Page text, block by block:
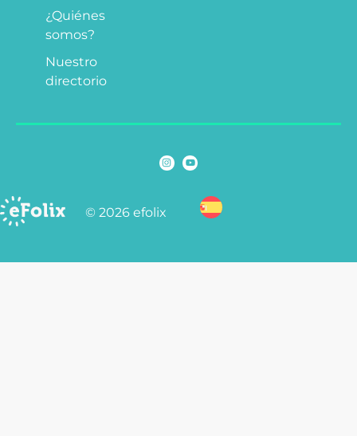
¿Quiénes
somos?
Nuestro
directorio
© 2026 efolix